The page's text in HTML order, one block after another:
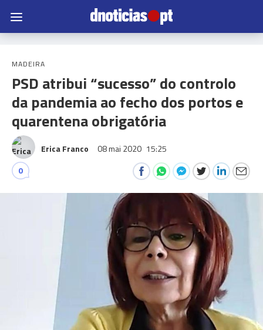
MADEIRA
PSD atribui “sucesso” do controlo
da pandemia ao fecho dos portos e
quarentena obrigatória
Erica Franco 08 mai 2020 15:25
0